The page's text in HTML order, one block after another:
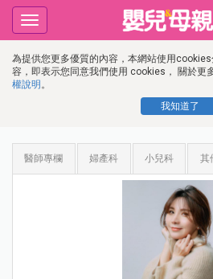
為提供您更多優質的內容，本網站使用
容，即表示您同意我們使用 cookies， 關於更
權說明 。
我知道了
Toggle
navigation
醫師專欄 婦產科 小兒科 其